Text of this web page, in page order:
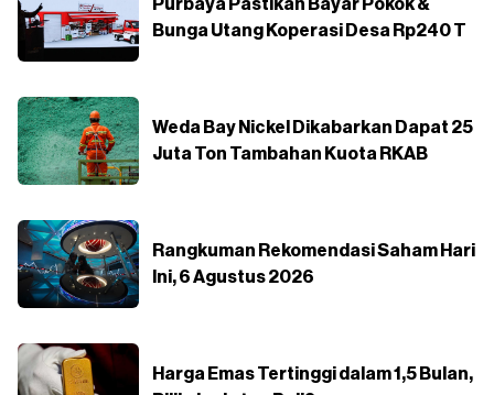
Purbaya Pastikan Bayar Pokok &
Bunga Utang Koperasi Desa Rp240 T
Weda Bay Nickel Dikabarkan Dapat 25
Juta Ton Tambahan Kuota RKAB
Rangkuman Rekomendasi Saham Hari
Ini, 6 Agustus 2026
Harga Emas Tertinggi dalam 1,5 Bulan,